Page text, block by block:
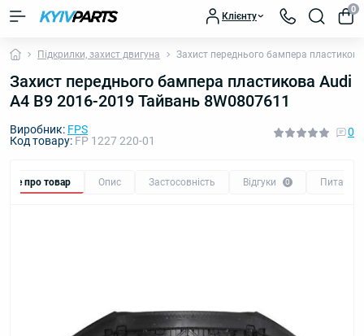
Клієнту
0
Підкрилки, захист двигуна Захист переднього бампера
Захист переднього бампера пластикова Audi
A4 B9 2016-2019 Тайвань 8W0807611
Виробник: FPS
Код товару: FP 1227 220-01
0
Все про товар Опис Застосовність Відгуки 0 Питання